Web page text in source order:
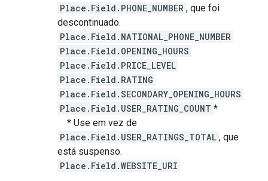
Place.Field.PHONE_NUMBER , que foi
descontinuado.
Place.Field.NATIONAL_PHONE_NUMBER
Place.Field.OPENING_HOURS
Place.Field.PRICE_LEVEL
Place.Field.RATING
Place.Field.SECONDARY_OPENING_HOURS
Place.Field.USER_RATING_COUNT *
* Use em vez de
Place.Field.USER_RATINGS_TOTAL , que
está suspenso.
Place.Field.WEBSITE_URI